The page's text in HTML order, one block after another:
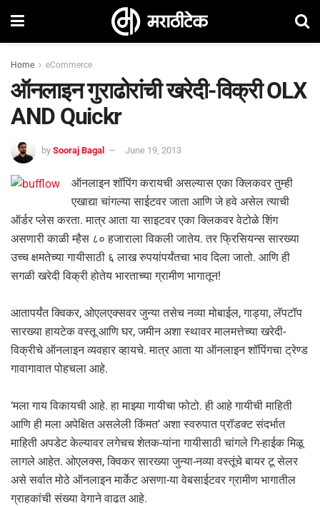
Home eCommerce
ऑनलाइन गुराढोरांची खरेदी-विक्री OLX
AND Quickr
by Sooraj Bagal June 19, 2013
ऑनलाइन शॉपिंग करायची असल्यास एका क्लिकवर तुम्ही
एखाद्या चांगल्या साईटवर जाता आणि जे हवे असेल त्याची
ऑर्डर प्लेस करता. मात्र आता या साइटवर एका क्लिकवर वेटोळे शिंग
असणारी काळी म्हैस ८० हजाराला विकली जातेय. तर फ्रिसियन्स सारख्या
उच्च क्षमतेच्या गायीसाठी ६ लाख रुपयांपर्यंतचा भाव दिला जातो. आणि ही
सगळी खरेदी विक्री होतेय भारताच्या ग्रामीण भागातून!
आतापर्यंत क्विकर, ओएलएक्सवर जुन्या तसेच नव्या मोबाईल, गाड्या, लॅपटॉप
सारख्या हायटेक वस्तू आणि घर, जमीन अशा स्थावर मालमत्तेच्या खरेदी-
विक्रीचे ऑनलाइन व्यवहार व्हायचे. मात्र आता या ऑनलाइन शॉपिंगचा ट्रेण्ड
गावागावात पोहचला आहे.
‘मला गाय विकायची आहे. हा माझ्या गायीचा फोटो. ही आहे गायीची माहिती
आणि ही मला अपेक्षित असलेली किंमत’ अशा स्वरुपात प्रॉडक्ट संदर्भात
माहिती अपडेट केल्यावर लगेचच शेतक-यांना गायीसाठी चांगले गि-हाईक मिळू
लागले आहेत. ओएलक्स, क्विकर सारख्या जुन्या-नव्या वस्तूंचे बायर टू सेलर
असे सर्वात मोठे ऑनलाइन मार्केट असणा-या वेबसाईटवर ग्रामीण भागातील
ग्राहकांची संख्या वेगाने वाढत आहे.